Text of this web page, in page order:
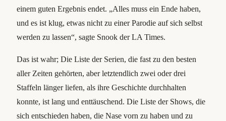
einem guten Ergebnis endet. „Alles muss ein Ende haben,
und es ist klug, etwas nicht zu einer Parodie auf sich selbst
werden zu lassen“, sagte Snook der LA Times.
Das ist wahr; Die Liste der Serien, die fast zu den besten
aller Zeiten gehörten, aber letztendlich zwei oder drei
Staffeln länger liefen, als ihre Geschichte durchhalten
konnte, ist lang und enttäuschend. Die Liste der Shows, die
sich entschieden haben, die Nase vorn zu haben und zu